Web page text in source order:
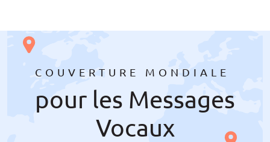
COUVERTURE MONDIALE
pour les Messages
Vocaux